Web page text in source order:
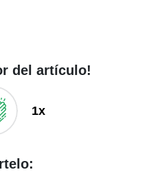
del artículo!
1x